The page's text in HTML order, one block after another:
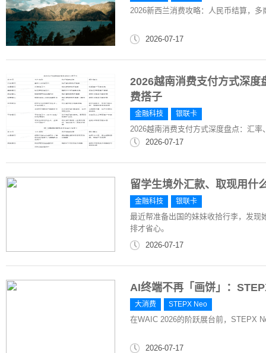
2026新西兰消费攻略：人民币结算，
2026-07-17
2026越南消费支付方式深度
费搭子
金融科技 银联卡
2026越南消费支付方式深度盘点：汇
2026-07-17
留学生境外汇款、取现用什
金融科技 银联卡
最近帮准备出国的妹妹收拾行李，发现
排才省心。
2026-07-17
AI终端不再「画饼」：
大消费 STEPX Neo
在WAIC 2026的阶跃展台前，STEPX
2026-07-17